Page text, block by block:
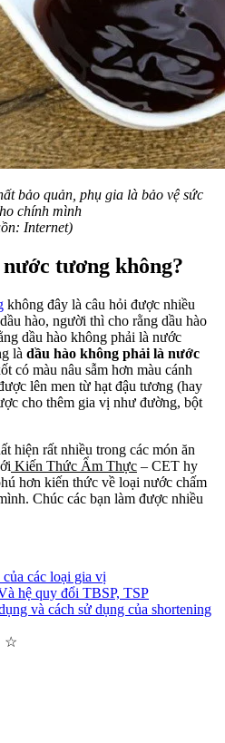
bảo quản, phụ gia là bảo vệ sức
chính mình
Internet)
tương không?
không đây là câu hỏi được nhiều
hào, người thì cho rằng dầu hào
dầu hào không phải là nước
là dầu hào không phải là nước
có màu nâu sẫm hơn màu cánh
lên men từ hạt đậu tương (hay
cho thêm gia vị như đường, bột
hiện rất nhiều trong các món ăn
Kiến Thức Ẩm Thực – CET hy
hơn kiến thức về loại nước chấm
Chúc các bạn làm được nhiều
các loại gia vị
hệ quy đổi TBSP, TSP
và cách sử dụng của shortening
☆